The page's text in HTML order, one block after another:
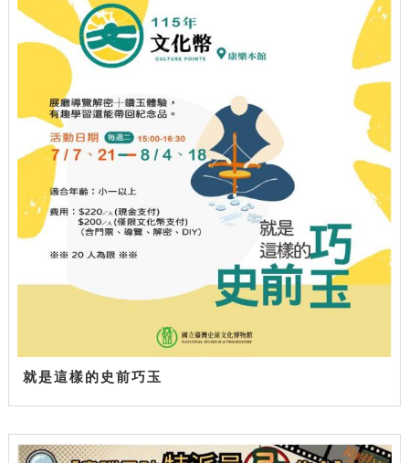
就是這樣的史前巧玉